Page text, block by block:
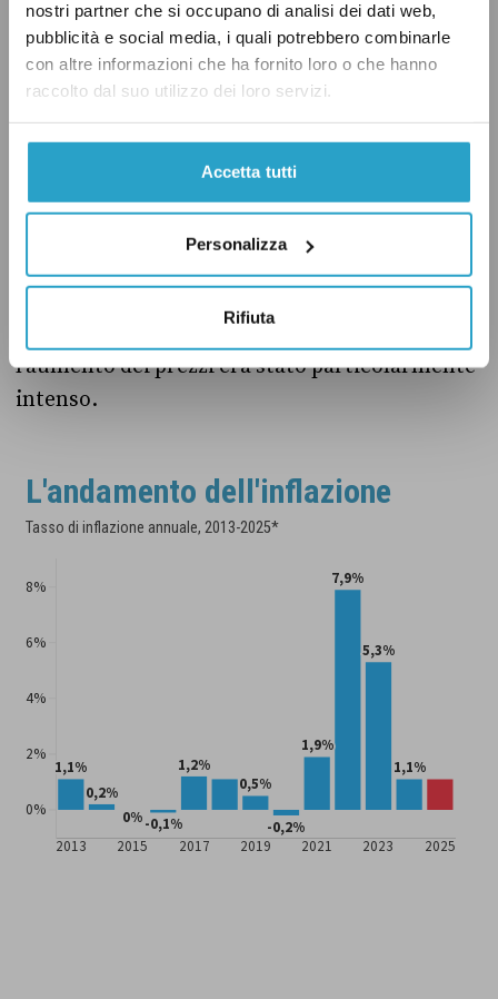
nostri partner che si occupano di analisi dei dati web,
pubblicità e social media, i quali potrebbero combinarle
con altre informazioni che ha fornito loro o che hanno
raccolto dal suo utilizzo dei loro servizi.
Accetta tutti
Personalizza
Rifiuta
LEGGI ANCHE:Davvero la produzione
industriale non cala più, come dice Meloni?
L’inflazione resta contenuta
Tra gennaio e novembre 2025 il tasso di
inflazione è stato pari all’1,1 per cento, in linea
ai valori del biennio 2022-2023, quando
l’aumento dei prezzi era stato particolarmente
intenso.